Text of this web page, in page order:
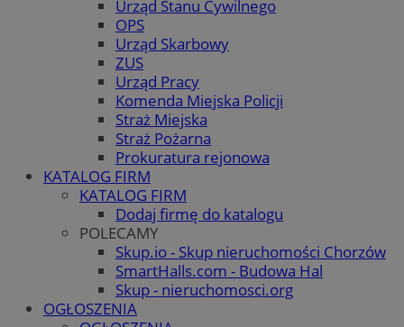
Urząd Stanu Cywilnego
OPS
Urząd Skarbowy
ZUS
Urząd Pracy
Komenda Miejska Policji
Straż Miejska
Straż Pożarna
Prokuratura rejonowa
KATALOG FIRM
KATALOG FIRM
Dodaj firmę do katalogu
POLECAMY
Skup.io - Skup nieruchomości Chorzów
SmartHalls.com - Budowa Hal
Skup - nieruchomosci.org
OGŁOSZENIA